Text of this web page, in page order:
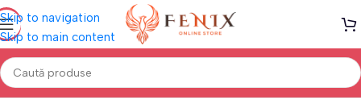
Skip to navigation
Skip to main content
luciu "PREMIUM" Module (fatade luciu) =Х= "PREMIUM"